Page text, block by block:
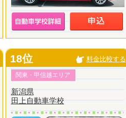
18位 料金比較する
関東・甲信越エリア
新潟県
田上自動車学校